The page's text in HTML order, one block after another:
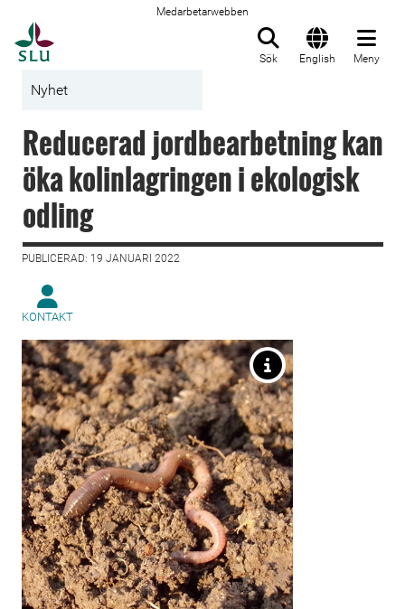
Medarbetarwebben
Sök English Meny
Nyhet
Reducerad jordbearbetning kan
öka kolinlagringen i ekologisk
odling
PUBLICERAD: 19 JANUARI 2022
KONTAKT